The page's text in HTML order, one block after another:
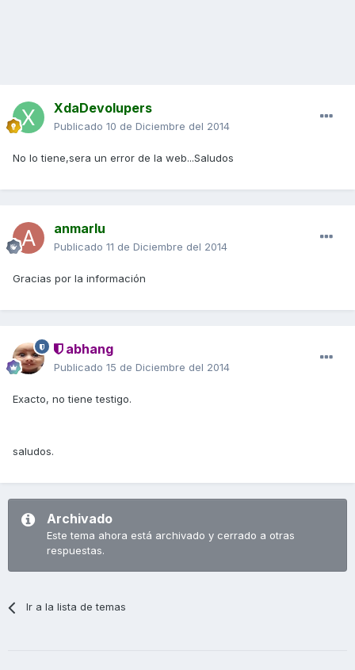
XdaDevolupers
Publicado 10 de Diciembre del 2014
No lo tiene,sera un error de la web...Saludos
anmarlu
Publicado 11 de Diciembre del 2014
Gracias por la información
abhang
Publicado 15 de Diciembre del 2014
Exacto, no tiene testigo.
saludos.
Archivado
Este tema ahora está archivado y cerrado a otras
respuestas.
Ir a la lista de temas